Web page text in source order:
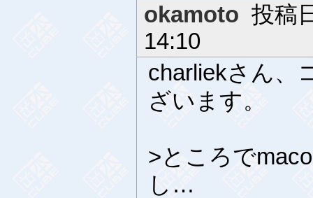
okamoto 投稿
14:10
charliekさん、
ざいます。
>ところで
し…